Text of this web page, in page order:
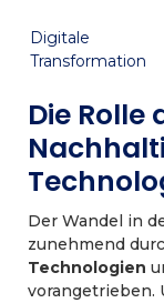
Digitale
Transformation
Die
Der Wandel in
zunehmend
Technologien
vorangetrieben.